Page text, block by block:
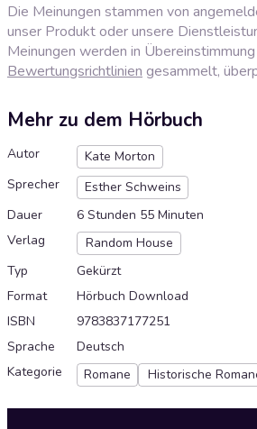
Die Meinungen stammen von
unser Produkt oder unsere
Meinungen werden in
Bewertungsrichtlinien gesammelt,
Mehr zu dem Hörbuch
Autor
Kate Morton
Sprecher
Esther Schweins
Dauer
6 Stunden 55 Minuten
Verlag
Random House
Typ
Gekürzt
Format
Hörbuch Download
ISBN
9783837177251
Sprache
Deutsch
Kategorie
Romane Historische